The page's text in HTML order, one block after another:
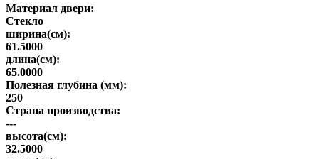
Материал двери:
Стекло
ширина(см):
61.5000
длина(см):
65.0000
Полезная глубина (мм):
250
Страна производства:
---
высота(см):
32.5000